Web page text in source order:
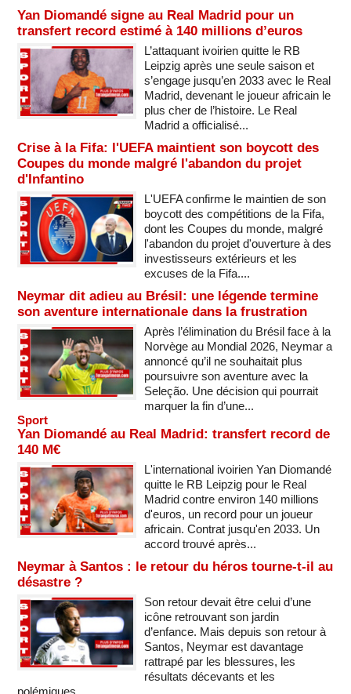
Yan Diomandé signe au Real Madrid pour un
transfert record estimé à 140 millions d’euros
L’attaquant ivoirien quitte le RB
Leipzig après une seule saison et
s’engage jusqu’en 2033 avec le Real
Madrid, devenant le joueur africain le
plus cher de l’histoire. Le Real
Madrid a officialisé...
Crise à la Fifa: l'UEFA maintient son boycott des
Coupes du monde malgré l'abandon du projet
d'Infantino
L'UEFA confirme le maintien de son
boycott des compétitions de la Fifa,
dont les Coupes du monde, malgré
l'abandon du projet d'ouverture à des
investisseurs extérieurs et les
excuses de la Fifa....
Neymar dit adieu au Brésil: une légende termine
son aventure internationale dans la frustration
Après l’élimination du Brésil face à la
Norvège au Mondial 2026, Neymar a
annoncé qu’il ne souhaitait plus
poursuivre son aventure avec la
Seleção. Une décision qui pourrait
marquer la fin d’une...
Sport
Yan Diomandé au Real Madrid: transfert record de
140 M€
L'international ivoirien Yan Diomandé
quitte le RB Leipzig pour le Real
Madrid contre environ 140 millions
d'euros, un record pour un joueur
africain. Contrat jusqu'en 2033. Un
accord trouvé après...
Neymar à Santos : le retour du héros tourne-t-il au
désastre ?
Son retour devait être celui d’une
icône retrouvant son jardin
d’enfance. Mais depuis son retour à
Santos, Neymar est davantage
rattrapé par les blessures, les
résultats décevants et les
polémiques...